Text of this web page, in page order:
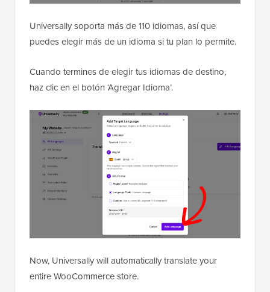
Universally soporta más de 110 idiomas, así que
puedes elegir más de un idioma si tu plan lo permite.
Cuando termines de elegir tus idiomas de destino,
haz clic en el botón ‘Agregar Idioma’.
Now, Universally will automatically translate your
entire WooCommerce store.